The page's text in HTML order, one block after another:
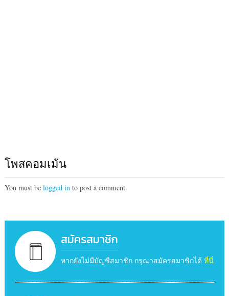
โพสคอมเม้น
You must be logged in to post a comment.
สมัครสมาชิก
หากยังไม่มีบัญชีสมาชิก กรุณาสมัครสมาชิกได้ ที่นี่